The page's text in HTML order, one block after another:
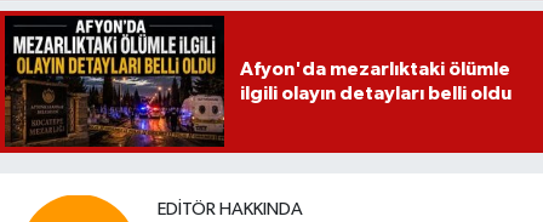
Afyon'da mezarlıktaki ölümle
ilgili olayın detayları belli oldu
EDITÖR HAKKINDA